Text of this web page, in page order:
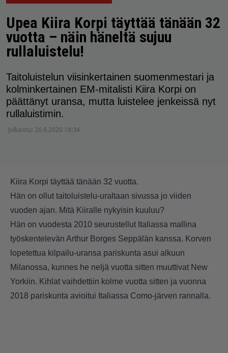
Upea Kiira Korpi täyttää tänään 32
vuotta – näin häneltä sujuu
rullaluistelu!
Taitoluistelun viisinkertainen suomenmestari ja
kolminkertainen EM-mitalisti Kiira Korpi on
päättänyt uransa, mutta luistelee jenkeissä nyt
rullaluistimin.
Julkaistu: 26.9.2020 18:34
Kiira Korpi täyttää tänään 32 vuotta.
Hän on ollut taitoluistelu-uraltaan sivussa jo viiden
vuoden ajan. Mitä Kiiralle nykyisin kuuluu?
Hän on vuodesta 2010 seurustellut Italiassa mallina
työskentelevän Arthur Borges Seppälän kanssa. Korven
lopetettua kilpailu-uransa pariskunta asui alkuun
Milanossa, kunnes he neljä vuotta sitten muuttivat New
Yorkiin. Kihlat vaihdettiin kolme vuotta sitten ja vuonna
2018 pariskunta avioitui Italiassa Como-järven rannalla.